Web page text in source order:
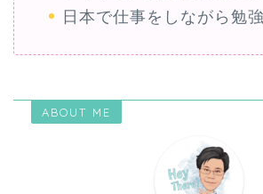
日本で仕事をしながら勉
ABOUT ME